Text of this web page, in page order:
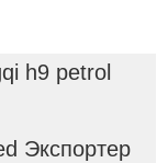
h9 petrol
Экспортер